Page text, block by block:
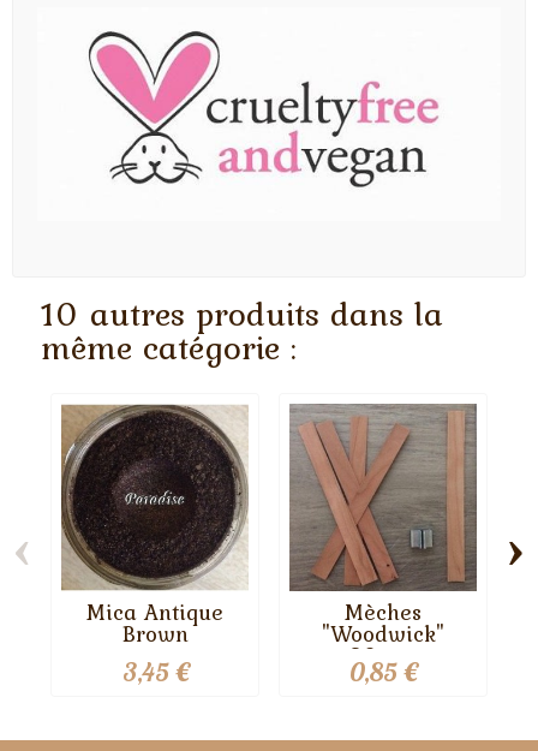
10 autres produits dans la
même catégorie :
Mica Antique
Brown
3,45 €
Mèches
"Woodwick"
20mm
0,85 €
‹ ›